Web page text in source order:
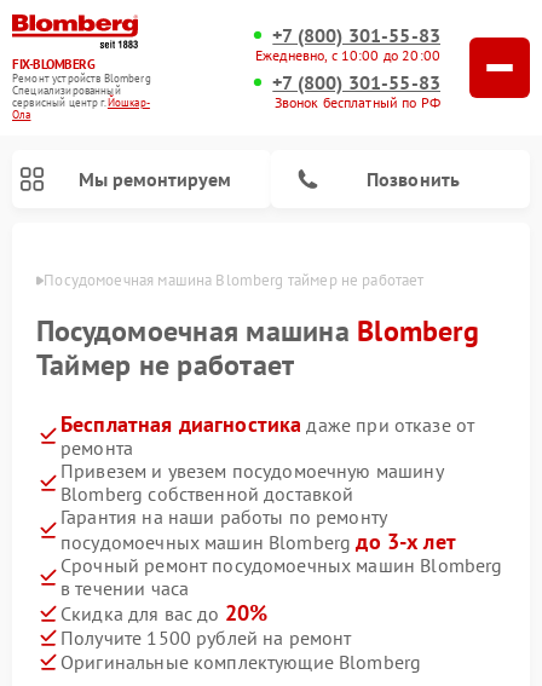
FIX-BLOMBERG
Ремонт устройств Blomberg
Специализированный
cервисный центр г.Йошкар-
Ола
+7 (800) 301-55-83
Ежедневно, с 10:00 до 20:00
+7 (800) 301-55-83
Звонок бесплатный по РФ
Мы ремонтируем Позвонить
Оле Посудомоечная машина Blomberg таймер не работает
Посудомоечная машина Blomberg
Таймер не работает
Бесплатная диагностика даже при отказе от
ремонта
Привезем и увезем посудомоечную машину
Blomberg собственной доставкой
Гарантия на наши работы по ремонту
посудомоечных машин Blombergдо 3-х лет
Срочный ремонт посудомоечных машин Blomberg
в течении часа
Скидка для вас до 20%
Получите 1500 рублей на ремонт
Оригинальные комплектующие Blomberg